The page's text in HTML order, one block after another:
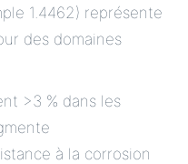
1.4462) représente
des domaines
>3 % dans les
à la corrosion